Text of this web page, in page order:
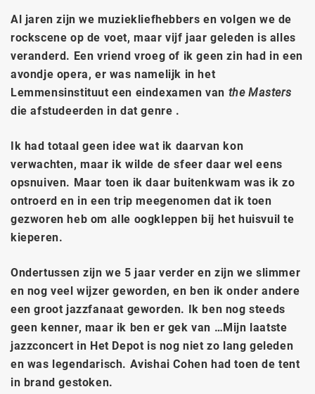
Al jaren zijn we muziekliefhebbers en volgen we de
rockscene op de voet, maar vijf jaar geleden is alles
veranderd. Een vriend vroeg of ik geen zin had in een
avondje opera, er was namelijk in het
Lemmensinstituut een eindexamen van the Masters
die afstudeerden in dat genre .
Ik had totaal geen idee wat ik daarvan kon
verwachten, maar ik wilde de sfeer daar wel eens
opsnuiven. Maar toen ik daar buitenkwam was ik zo
ontroerd en in een trip meegenomen dat ik toen
gezworen heb om alle oogkleppen bij het huisvuil te
kieperen.
Ondertussen zijn we 5 jaar verder en zijn we slimmer
en nog veel wijzer geworden, en ben ik onder andere
een groot jazzfanaat geworden. Ik ben nog steeds
geen kenner, maar ik ben er gek van …Mijn laatste
jazzconcert in Het Depot is nog niet zo lang geleden
en was legendarisch. Avishai Cohen had toen de tent
in brand gestoken.